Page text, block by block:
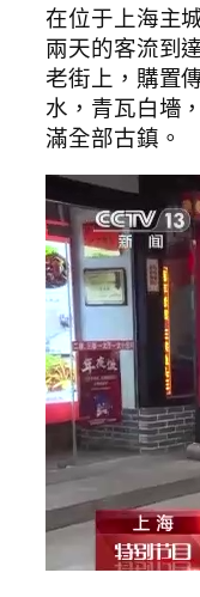
在位于上海主
兩天的客流到
老街上，購置
水，青瓦白墻
滿全部古鎮。